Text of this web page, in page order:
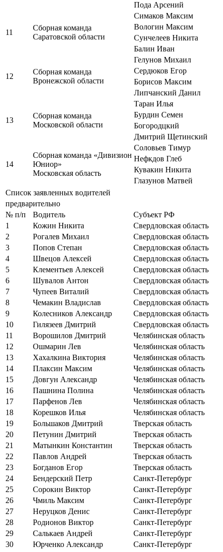
Пода Арсений
11
Сборная команда
Саратовской области
Симаков Максим
Вологин Максим
Сунчелеев Никита
Балин Иван
12
Сборная команда
Вронежской области
Гелунов Михаил
Сердюков Егор
Борисов Максим
Липчанский Данил
13
Сборная команда
Московской области
Таран Илья
Бурдин Семен
Богородцкий
Дмитрий Щетинский
14
Сборная команда «Дивизион
Юниор»
Московская область
Соловьев Тимур
Нефкдов Глеб
Кувакин Никита
Глазунов Матвей
Список заявленных водителей
предварительно
№ п/п
Водитель
Субъект РФ
1
Кожин Никита
Свердловская область
2
Рогалев Михаил
Свердловская область
3
Попов Степан
Свердловская область
4
Швецов Алексей
Свердловская область
5
Клементьев Алексей
Свердловская область
6
Шувалов Антон
Свердловская область
7
Чупеев Виталий
Свердловская область
8
Чемакин Владислав
Свердловская область
9
Колесников Александр
Свердловская область
10
Гилязеев Дмитрий
Свердловская область
11
Ворошилов Дмитрий
Челябинская область
12
Ошмарин Лев
Челябинская область
13
Хахалкина Виктория
Челябинская область
14
Плаксин Максим
Челябинская область
15
Довгун Александр
Челябинская область
16
Пашнина Полина
Челябинская область
17
Парфенов Лев
Челябинская область
18
Корешков Илья
Челябинская область
19
Большаков Дмитрий
Тверская область
20
Петунин Дмитрий
Тверская область
21
Матынкин Константин
Тверская область
22
Павлов Андрей
Тверская область
23
Богданов Егор
Тверская область
24
Бендерский Петр
Санкт-Петербург
25
Сорокин Виктор
Санкт-Петербург
26
Чмиль Максим
Санкт-Петербург
27
Неруцков Денис
Санкт-Петербург
28
Родионов Виктор
Санкт-Петербург
29
Салькаев Андрей
Санкт-Петербург
30
Юрченко Александр
Санкт-Петербург